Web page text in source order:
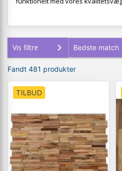
Vis filtre
Fandt 481 produkter
TILBUD